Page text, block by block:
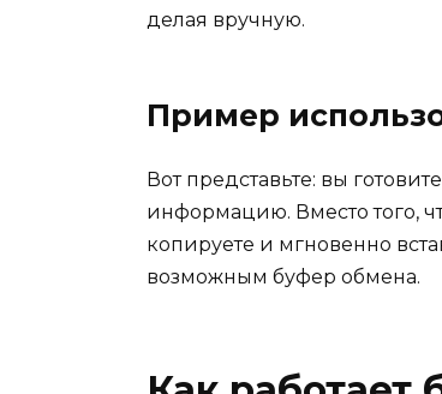
делая вручную.
Пример
Вот представьте: вы
информацию. Вместо того,
копируете и мгновенно
возможным буфер обмена.